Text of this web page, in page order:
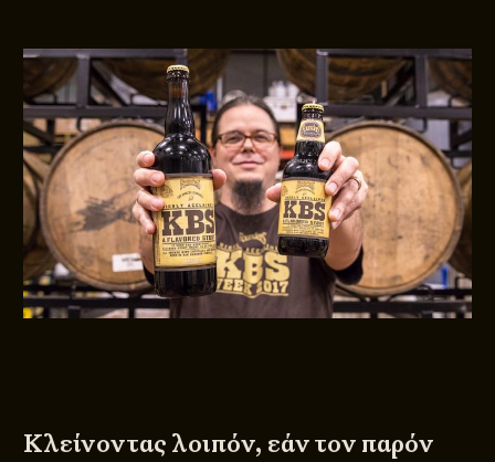
Κλείνοντας λοιπόν, εάν τον παρόν